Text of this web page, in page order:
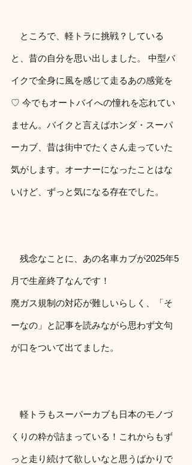
ところで、軽トラに挑戦？している
と、昔の自分を思い出しました。 中型バ
イクで全身に風を感じて走るあの感覚を
♡ 今でもオートバイへの憧れを忘れてい
ません。バイクと言えばホンダ・スーパ
ーカブ、昔は街中でたくさん走っていた
気がします。オーナーになったことはな
いけど、ずっと気になる存在でした。
残念なことに、あの名車カブが2025年5
月で生産終了なんです！
廃ガス規制の対応が難しいらしく、「そ
ーなの」と記事を読みながら思わず文句
が口をついて出てました。
軽トラもスーパーカブも日本のモノづ
くりの粋が詰まっている！これからもず
っと走り続けて欲しいなと思うばかりで